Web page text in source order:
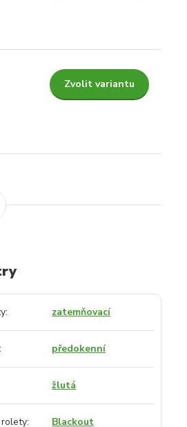
Zvolit variantu
zatemňovací
předokenní
žlutá
Blackout